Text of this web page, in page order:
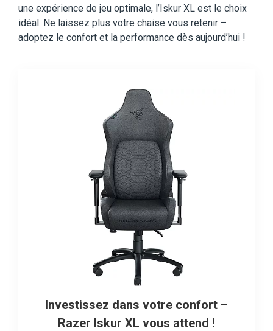
une expérience de jeu optimale, l’Iskur XL est le choix
idéal. Ne laissez plus votre chaise vous retenir –
adoptez le confort et la performance dès aujourd’hui !
Investissez dans votre confort –
Razer Iskur XL vous attend !